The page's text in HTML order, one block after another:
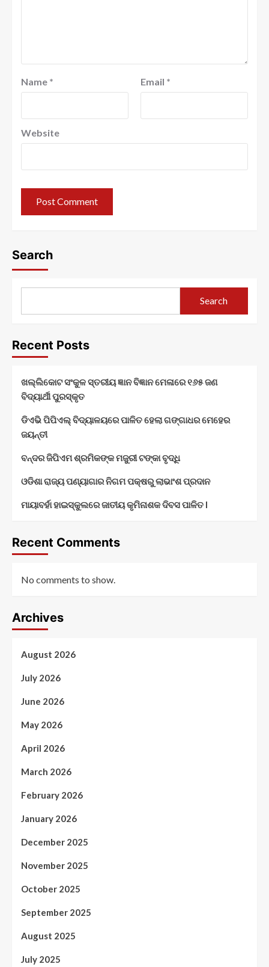
Name * Email *
Website
Search
Search
Recent Posts
ଖଲ୍ଲିକୋଟ ସଂକୁଳ ସ୍ତରୀୟ ଜ୍ଞାନ ବିଜ୍ଞାନ ମେଳାରେ ୧୬୫ ଜଣ
ବିଦ୍ୟାର୍ଥୀ ପୁରସ୍କୃତ
ଡିଏଭି ପିପିଏଲ୍ ବିଦ୍ୟାଳୟରେ ପାଳିତ ହେଲା ଗଙ୍ଗାଧର ମେହେର
ଜୟନ୍ତୀ
ବନ୍ଦର ଜିପିଏମ ଶ୍ରମିକଙ୍କ ମଜୁରୀ ଟଙ୍କା ବୃଦ୍ଧି
ଓଡିଶା ରାଜ୍ୟ ପଣ୍ୟାଗାର ନିଗମ ପକ୍ଷରୁ ଲାଭାଂଶ ପ୍ରଦାନ
ମାୟାବର୍ହା ହାଇସ୍କୁଲରେ ଜାତୀୟ କୃମିନାଶକ ଦିବସ ପାଳିତ l
Recent Comments
No comments to show.
Archives
August 2026
July 2026
June 2026
May 2026
April 2026
March 2026
February 2026
January 2026
December 2025
November 2025
October 2025
September 2025
August 2025
July 2025